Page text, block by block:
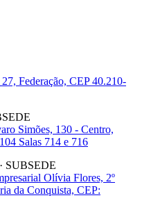
Federação, CEP 40.210-
Simões, 130 - Centro,
Salas 714 e 716
SUBSEDE
Olívia Flores, 2º
da Conquista, CEP: